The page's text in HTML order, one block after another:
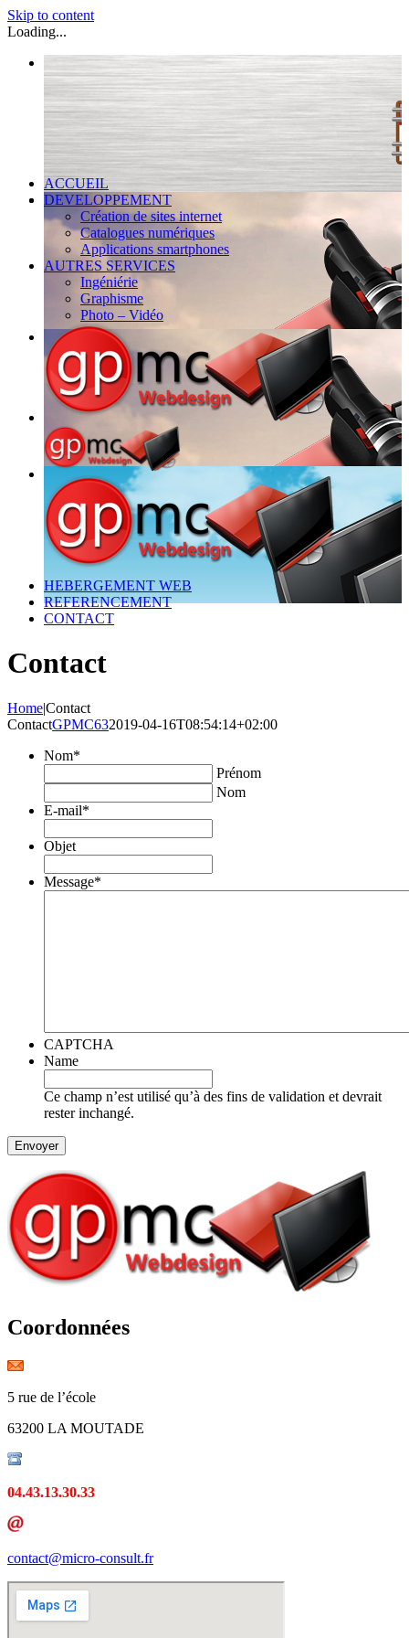
Skip to content
Loading...
ACCUEIL
DEVELOPPEMENT
Création de sites internet
Catalogues numériques
Applications smartphones
AUTRES SERVICES
Ingéniérie
Graphisme
Photo – Vidéo
HEBERGEMENT WEB
REFERENCEMENT
CONTACT
Contact
Home|Contact
ContactGPMC632019-04-16T08:54:14+02:00
Nom*
Prénom
Nom
E-mail*
Objet
Message*
CAPTCHA
Name
Ce champ n’est utilisé qu’à des fins de validation et devrait
rester inchangé.
Coordonnées
5 rue de l’école
63200 LA MOUTADE
04.43.13.30.33
contact@micro-consult.fr